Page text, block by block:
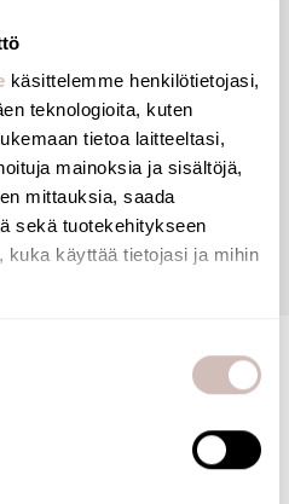
käsittelemme henkilötietojasi,
teknologioita, kuten
tietoa laitteeltasi,
mainoksia ja sisältöjä,
mittauksia, saada
sekä tuotekehitykseen
käyttää tietojasi ja mihin
sijainnistasi,
sen ominaispiirteitä
muodostaminen)